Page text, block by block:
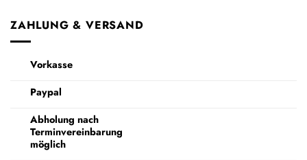
ZAHLUNG & VERSAND
Vorkasse
Paypal
Abholung nach
Terminvereinbarung
möglich